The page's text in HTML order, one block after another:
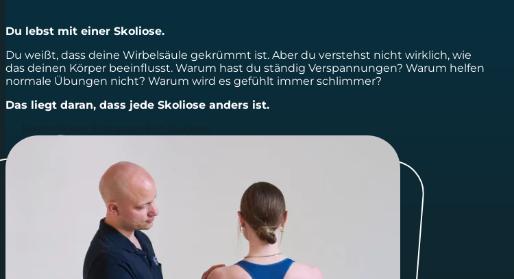
Du lebst mit einer Skoliose.
Du weißt, dass deine Wirbelsäule gekrümmt ist. Aber du verstehst nicht wirklich, wie
das deinen Körper beeinflusst. Warum hast du ständig Verspannungen? Warum helfen
normale Übungen nicht? Warum wird es gefühlt immer schlimmer?
Das liegt daran, dass jede Skoliose anders ist.